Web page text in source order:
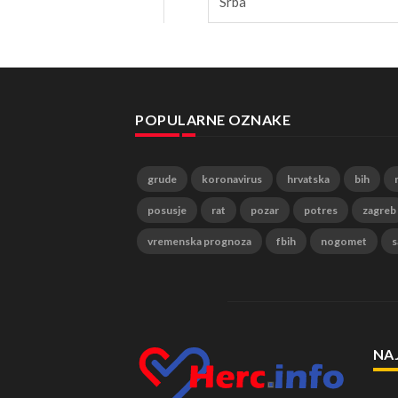
POPULARNE OZNAKE
grude koronavirus hrvatska bih
posusje rat pozar potres zagreb
vremenska prognoza fbih nogomet